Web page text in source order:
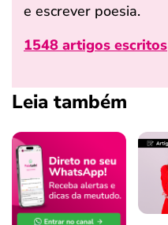
e escrever poesia.
1548 artigos escritos
Leia também